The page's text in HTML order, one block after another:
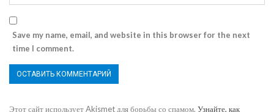
Save my name, email, and website in this browser for the next
time I comment.
Этот сайт использует Akismet для борьбы со спамом. Узнайте, как